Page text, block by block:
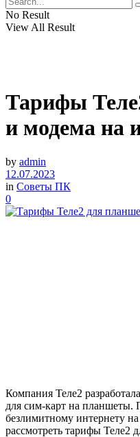
No Result
View All Result
Тарифы
и модема на
by admin
12.07.2023
in Советы ПК
0
Компания Теле2
для сим-карт на планшеты.
безлимитному интернету
рассмотреть тарифы Теле2